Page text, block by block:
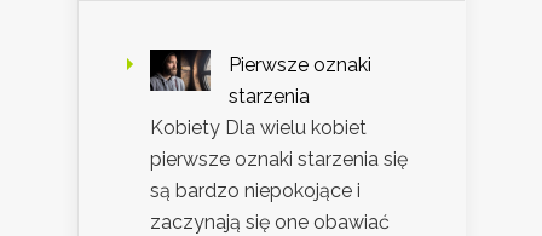
Pierwsze oznaki
starzenia
Kobiety Dla wielu kobiet
pierwsze oznaki starzenia się
są bardzo niepokojące i
zaczynają się one obawiać